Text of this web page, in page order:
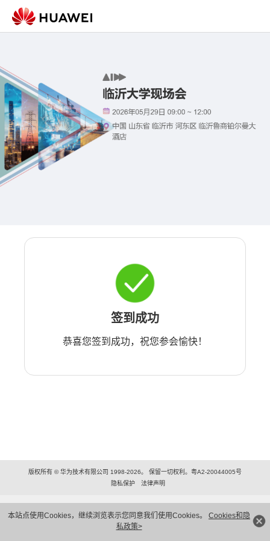
本站点使用Cookies，继续浏览表示您同意我们使用Cookies。 Cookies和隐
私政策>
签到成功
恭喜您签到成功，祝您参会愉快！
版权所有 © 华为技术有限公司 1998-2026。 保留一切权利。粤A2-20044005号
隐私保护
法律声明